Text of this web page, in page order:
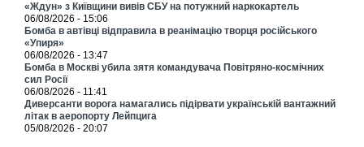
«Ждун» з Київщини вивів СБУ на потужний наркокартель
06/08/2026 - 15:06
Бомба в автівці відправила в реанімацію творця російського
«Упиря»
06/08/2026 - 13:47
Бомба в Москві убила зятя командувача Повітряно-космічних
сил Росії
06/08/2026 - 11:41
Диверсанти ворога намагались підірвати українській вантажний
літак в аеропорту Лейпцига
05/08/2026 - 20:07